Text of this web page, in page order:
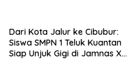
Dari Kota Jalur ke Cibubur:
Siswa SMPN 1 Teluk Kuantan
Siap Unjuk Gigi di Jamnas XII